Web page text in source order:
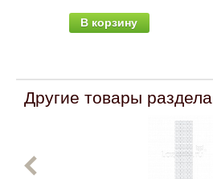
В корзину
Другие товары раздела